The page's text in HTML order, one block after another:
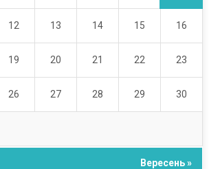
12 13 14 15 16
19 20 21 22 23
26 27 28 29 30
Вересень »